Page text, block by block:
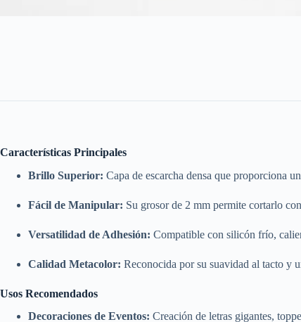
Características Principales
Brillo Superior: Capa de escarcha densa que proporciona
Fácil de Manipular: Su grosor de 2 mm permite cortarlo
Versatilidad de Adhesión: Compatible con silicón frío,
Calidad Metacolor: Reconocida por su suavidad al tacto y
Usos Recomendados
Decoraciones de Eventos: Creación de letras gigantes,